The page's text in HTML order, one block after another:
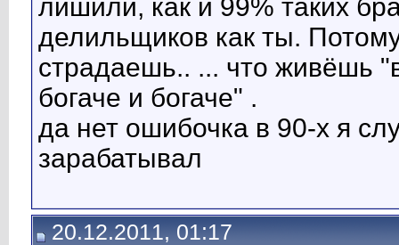
лишили, как и 99% таких
делильщиков как ты.
страдаешь.. ... что живёшь
богаче и богаче" .
да нет ошибочка в 90-х я
зарабатывал
20.12.2011, 01:17